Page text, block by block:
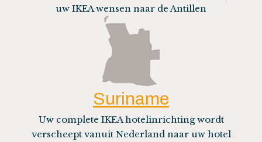
uw IKEA wensen naar de Antillen
Suriname
Uw complete IKEA hotelinrichting wordt
verscheept vanuit Nederland naar uw hotel